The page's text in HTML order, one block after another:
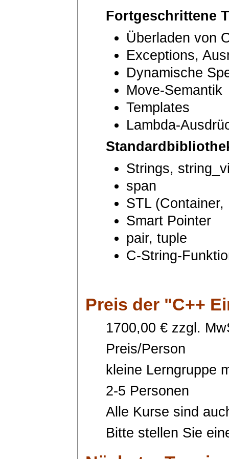
Fortgeschrittene
Überladen von
Exceptions,
Dynamische
Move-Semantik
Templates
Lambda-
Strings,
span
STL
Smart Pointer
pair, tuple
C-String-
Preis der "C++
1700,00 € zzgl.
Preis/Person
kleine Lerngruppe
2-5 Personen
Alle Kurse sind
Bitte stellen Sie